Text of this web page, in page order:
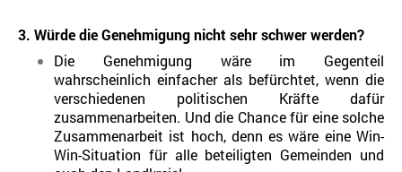
3. Würde die Genehmigung nicht sehr schwer werden?
Die Genehmigung wäre im Gegenteil
wahrscheinlich einfacher als befürchtet, wenn die
verschiedenen politischen Kräfte dafür
zusammenarbeiten. Und die Chance für eine solche
Zusammenarbeit ist hoch, denn es wäre eine Win-
Win-Situation für alle beteiligten Gemeinden und